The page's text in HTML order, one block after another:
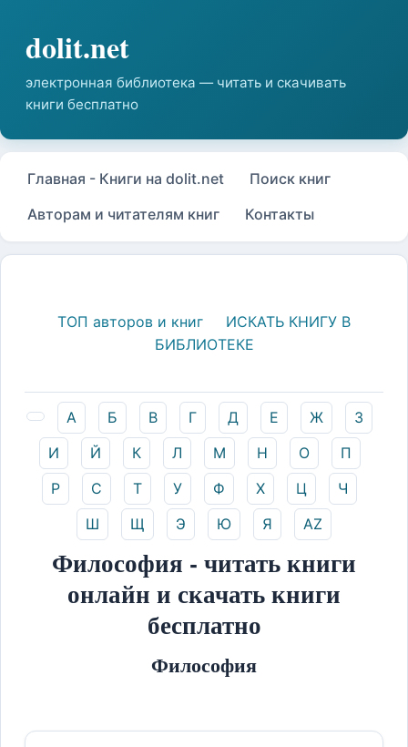
Главная - Книги на dolit.net
Поиск книг
Авторам и читателям книг
Контакты
ТОП авторов и книг
ИСКАТЬ КНИГУ В
БИБЛИОТЕКЕ
А Б В Г Д Е Ж
З
И
Й К Л М Н О
П
Р
С Т У Ф Х Ц
Ч
Ш
Щ Э Ю Я AZ
Философия - читать книги
онлайн и скачать книги
бесплатно
Философия